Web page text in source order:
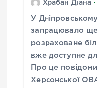
Храбан Діана
У
запрацювало
розраховане
вже доступне
Про це
Херсонської